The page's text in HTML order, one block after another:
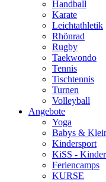
Handball
Karate
Leichtathletik
Rhönrad
Rugby
Taekwondo
Tennis
Tischtennis
Turnen
Volleyball
Angebote
Yoga
Babys &
Kindersport
KiSS -
Feriencamps
KURSE